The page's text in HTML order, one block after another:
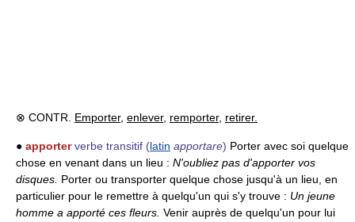
⊗ CONTR. Emporter, enlever, remporter, retirer.
● apporter verbe transitif (latin apportare) Porter avec soi quelque
chose en venant dans un lieu : N'oubliez pas d'apporter vos
disques. Porter ou transporter quelque chose jusqu'à un lieu, en
particulier pour le remettre à quelqu'un qui s'y trouve : Un jeune
homme a apporté ces fleurs. Venir auprès de quelqu'un pour lui